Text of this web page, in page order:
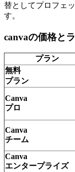
替としてプロフェ
す。
canvaの価格と
プラン
無料
プラン
Canva
プロ
Canva
チーム
Canva
エンタープライズ